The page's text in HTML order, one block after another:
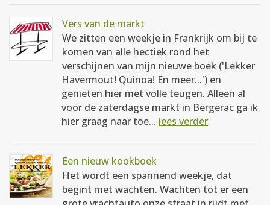
Vers van de markt
We zitten een weekje in Frankrijk om bij te
komen van alle hectiek rond het
verschijnen van mijn nieuwe boek ('Lekker
Havermout! Quinoa! En meer...') en
genieten hier met volle teugen. Alleen al
voor de zaterdagse markt in Bergerac ga ik
hier graag naar toe... lees verder
Een nieuw kookboek
Het wordt een spannend weekje, dat
begint met wachten. Wachten tot er een